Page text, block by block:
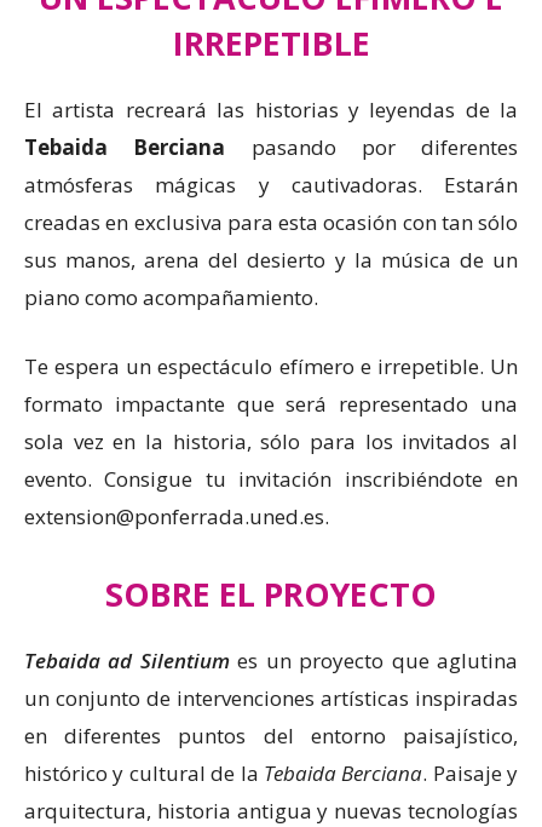
IRREPETIBLE
El artista recreará las historias y leyendas de la
Tebaida Berciana pasando por diferentes
atmósferas mágicas y cautivadoras. Estarán
creadas en exclusiva para esta ocasión con tan sólo
sus manos, arena del desierto y la música de un
piano como acompañamiento.
Te espera un espectáculo efímero e irrepetible. Un
formato impactante que será representado una
sola vez en la historia, sólo para los invitados al
evento. Consigue tu invitación inscribiéndote en
extension@ponferrada.uned.es.
SOBRE EL PROYECTO
Tebaida ad Silentiumes un proyecto que aglutina
un conjunto de intervenciones artísticas inspiradas
en diferentes puntos del entorno paisajístico,
histórico y cultural de la Tebaida Berciana. Paisaje y
arquitectura, historia antigua y nuevas tecnologías